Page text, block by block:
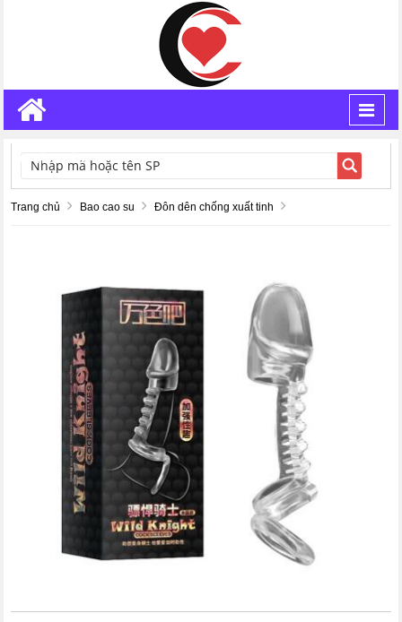
TÌM KIẾM
Trang chủ Bao cao su Đôn dên chống xuất tinh